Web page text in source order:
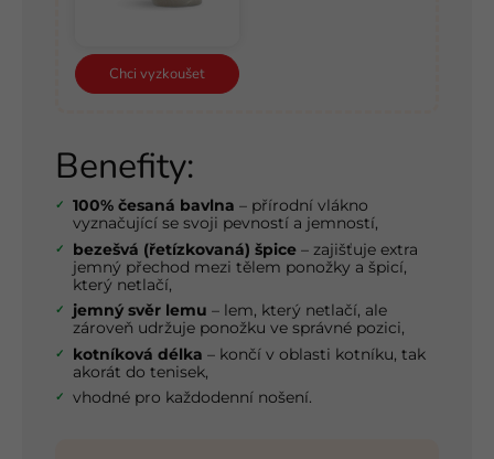
Chci vyzkoušet
Benefity:
100% česaná bavlna – přírodní vlákno
vyznačující se svoji pevností a jemností,
bezešvá (řetízkovaná) špice – zajišťuje extra
jemný přechod mezi tělem ponožky a špicí,
který netlačí,
jemný svěr lemu – lem, který netlačí, ale
zároveň udržuje ponožku ve správné pozici,
kotníková délka – končí v oblasti kotníku, tak
akorát do tenisek,
vhodné pro každodenní nošení.